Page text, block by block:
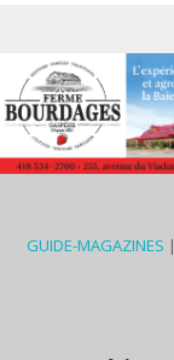
GUIDE-MAGAZINES |